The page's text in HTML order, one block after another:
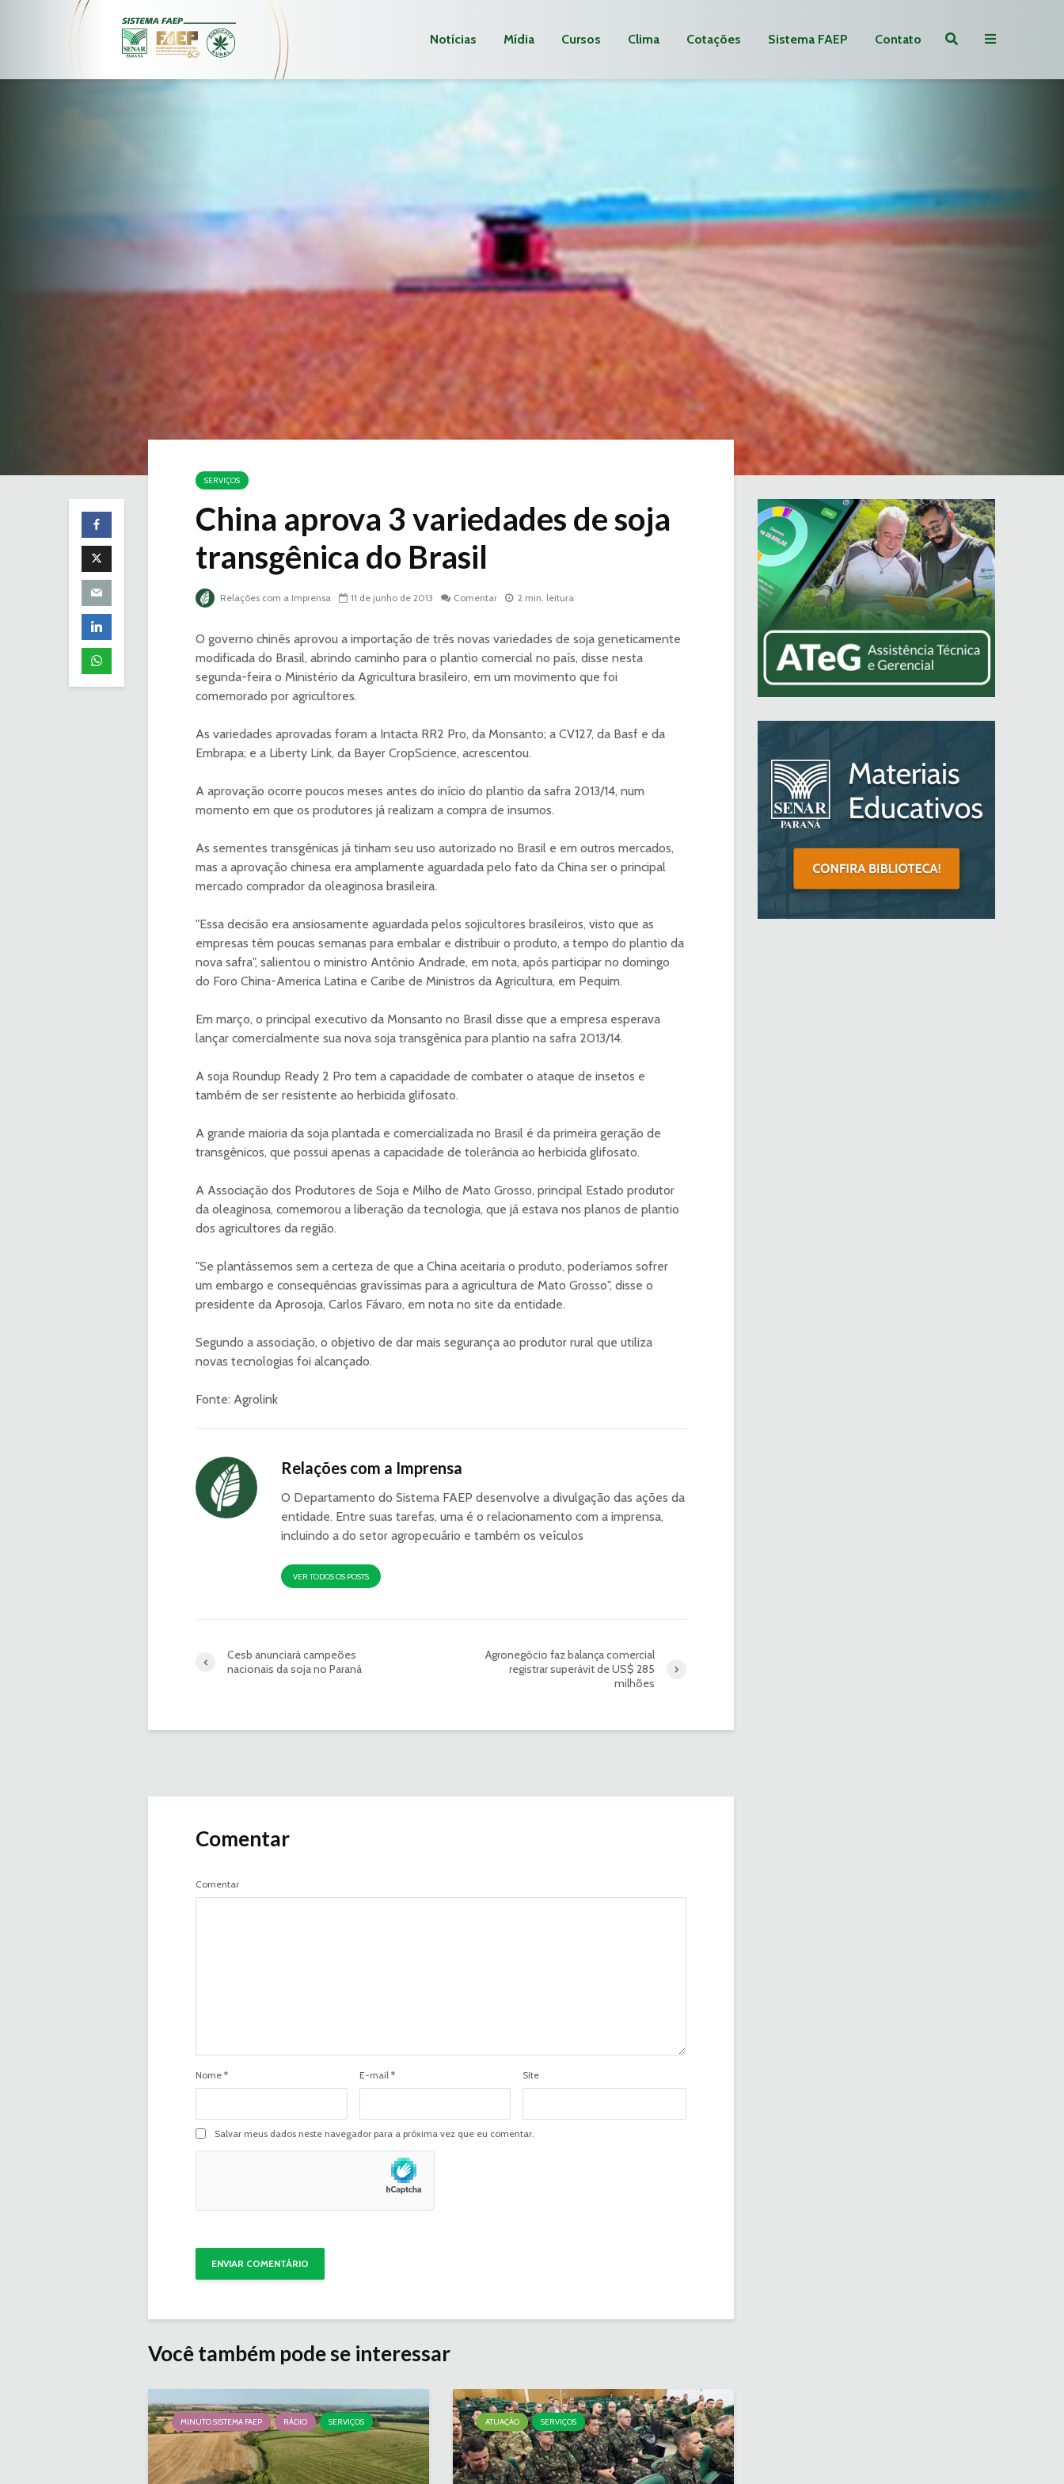
Notícias Mídia Cursos Clima Cotações Sistema FAEP Contato
SERVIÇOS
China aprova 3 variedades de soja
transgênica do Brasil
Relações com a Imprensa 11 de junho de 2013 Comentar 2 min. leitura
O governo chinês aprovou a importação de três novas variedades de soja geneticamente
modificada do Brasil, abrindo caminho para o plantio comercial no país, disse nesta
segunda-feira o Ministério da Agricultura brasileiro, em um movimento que foi
comemorado por agricultores.
As variedades aprovadas foram a Intacta RR2 Pro, da Monsanto; a CV127, da Basf e da
Embrapa; e a Liberty Link, da Bayer CropScience, acrescentou.
A aprovação ocorre poucos meses antes do início do plantio da safra 2013/14, num
momento em que os produtores já realizam a compra de insumos.
As sementes transgênicas já tinham seu uso autorizado no Brasil e em outros mercados,
mas a aprovação chinesa era amplamente aguardada pelo fato da China ser o principal
mercado comprador da oleaginosa brasileira.
"Essa decisão era ansiosamente aguardada pelos sojicultores brasileiros, visto que as
empresas têm poucas semanas para embalar e distribuir o produto, a tempo do plantio da
nova safra", salientou o ministro Antônio Andrade, em nota, após participar no domingo
do Foro China-America Latina e Caribe de Ministros da Agricultura, em Pequim.
Em março, o principal executivo da Monsanto no Brasil disse que a empresa esperava
lançar comercialmente sua nova soja transgênica para plantio na safra 2013/14.
A soja Roundup Ready 2 Pro tem a capacidade de combater o ataque de insetos e
também de ser resistente ao herbicida glifosato.
A grande maioria da soja plantada e comercializada no Brasil é da primeira geração de
transgênicos, que possui apenas a capacidade de tolerância ao herbicida glifosato.
A Associação dos Produtores de Soja e Milho de Mato Grosso, principal Estado produtor
da oleaginosa, comemorou a liberação da tecnologia, que já estava nos planos de plantio
dos agricultores da região.
"Se plantássemos sem a certeza de que a China aceitaria o produto, poderíamos sofrer
um embargo e consequências gravíssimas para a agricultura de Mato Grosso", disse o
presidente da Aprosoja, Carlos Fávaro, em nota no site da entidade.
Segundo a associação, o objetivo de dar mais segurança ao produtor rural que utiliza
novas tecnologias foi alcançado.
Fonte: Agrolink
Relações com a Imprensa
O Departamento do Sistema FAEP desenvolve a divulgação das ações da
entidade. Entre suas tarefas, uma é o relacionamento com a imprensa,
incluindo a do setor agropecuário e também os veículos
VER TODOS OS POSTS
Cesb anunciará campeões
nacionais da soja no Paraná
Agronegócio faz balança comercial
registrar superávit de US$ 285
milhões
Comentar
Comentar
Nome * E-mail * Site
Salvar meus dados neste navegador para a próxima vez que eu comentar.
Você também pode se interessar
MINUTO SISTEMA FAEP RÁDIO SERVIÇOS ATUAÇÃO SERVIÇOS